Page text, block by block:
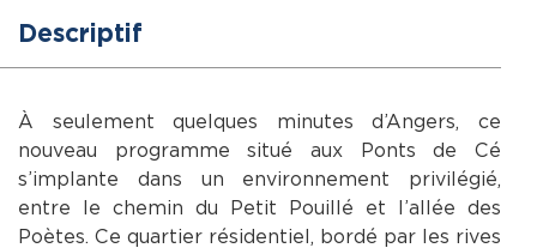
Descriptif
À seulement quelques minutes d’Angers, ce
nouveau programme situé aux Ponts de Cé
s’implante dans un environnement privilégié,
entre le chemin du Petit Pouillé et l’allée des
Poètes. Ce quartier résidentiel, bordé par les rives